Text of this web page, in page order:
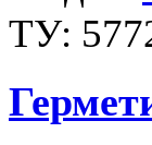
ТУ: